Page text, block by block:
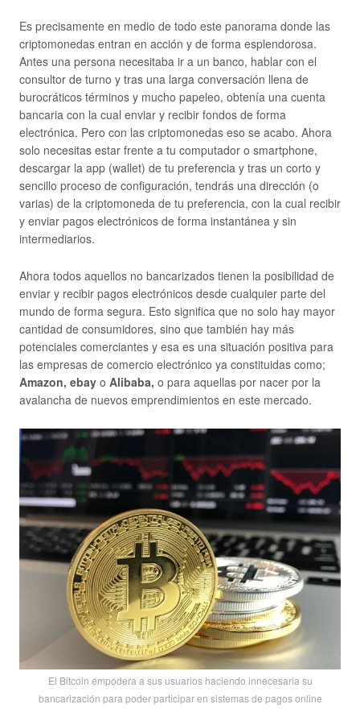
Es precisamente en medio de todo este panorama donde las
criptomonedas entran en acción y de forma esplendorosa.
Antes una persona necesitaba ir a un banco, hablar con el
consultor de turno y tras una larga conversación llena de
burocráticos términos y mucho papeleo, obtenía una cuenta
bancaria con la cual enviar y recibir fondos de forma
electrónica. Pero con las criptomonedas eso se acabo. Ahora
solo necesitas estar frente a tu computador o smartphone,
descargar la app (wallet) de tu preferencia y tras un corto y
sencillo proceso de configuración, tendrás una dirección (o
varias) de la criptomoneda de tu preferencia, con la cual recibir
y enviar pagos electrónicos de forma instantánea y sin
intermediarios.
Ahora todos aquellos no bancarizados tienen la posibilidad de
enviar y recibir pagos electrónicos desde cualquier parte del
mundo de forma segura. Esto significa que no solo hay mayor
cantidad de consumidores, sino que también hay más
potenciales comerciantes y esa es una situación positiva para
las empresas de comercio electrónico ya constituidas como;
Amazon, ebay o Alibaba, o para aquellas por nacer por la
avalancha de nuevos emprendimientos en este mercado.
El Bitcoin empodera a sus usuarios haciendo innecesaria su
bancarización para poder participar en sistemas de pagos online